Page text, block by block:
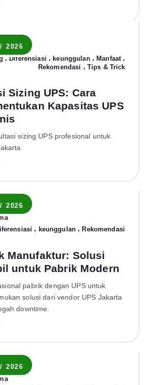
2026
,Diferensiasi , keunggulan,Manfaat ,
Rekomendasi , Tips & Trick
Sizing UPS: Cara
Kapasitas UPS
sizing UPS profesional untuk
2026
, keunggulan ,Rekomendasi
Manufaktur: Solusi
untuk Pabrik Modern
pabrik dengan UPS untuk
solusi dari vendor UPS Jakarta
downtime.
2026